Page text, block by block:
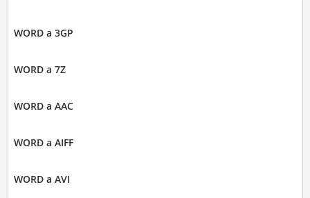
WORD a 3GP
WORD a 7Z
WORD a AAC
WORD a AIFF
WORD a AVI